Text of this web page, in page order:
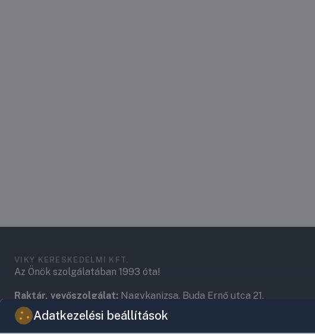
VIKY KERESKEDELMI KFT.
Az Önök szolgálatában 1993 óta!
Raktár, vevőszolgálat: Nagykanizsa, Buda Ernő utca 21.
Központ (nem vevőszolgálat): Nagykanizsa, Récsei út 3.
Adatkezelési beállítások